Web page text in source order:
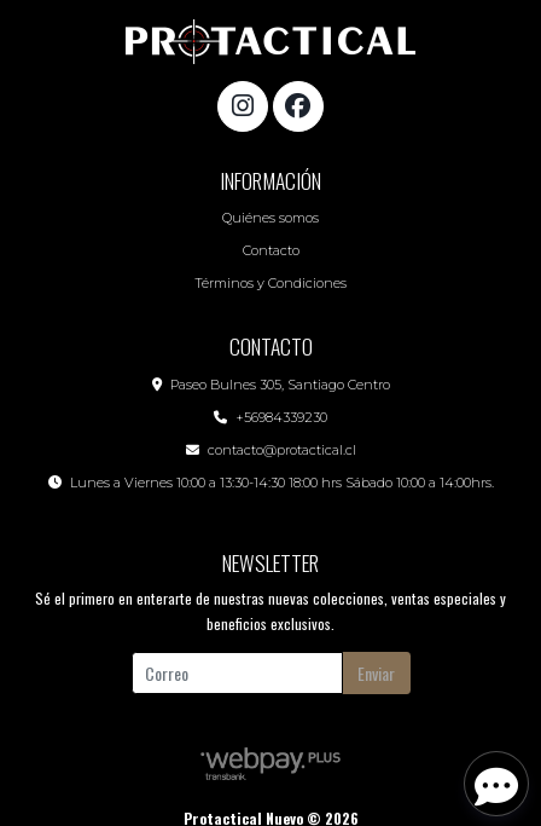
INFORMACIÓN
Quiénes somos
Contacto
Términos y Condiciones
CONTACTO
Paseo Bulnes 305, Santiago Centro
+56984339230
contacto@protactical.cl
Lunes a Viernes 10:00 a 13:30-14:30 18:00 hrs Sábado 10:00 a 14:00hrs.
NEWSLETTER
Sé el primero en enterarte de nuestras nuevas colecciones, ventas especiales y
beneficios exclusivos.
Enviar
Protactical Nuevo © 2026